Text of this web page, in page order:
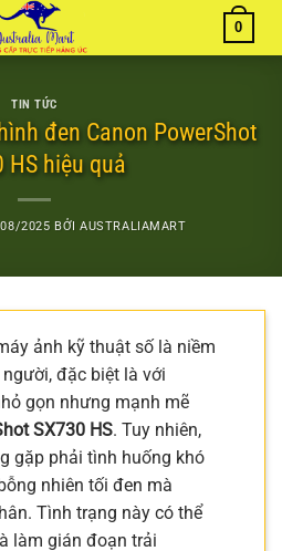
0
TIN TỨC
đen Canon PowerShot
HS hiệu quả
2025 BỞIAUSTRALIAMART
ảnh kỹ thuật số là niềm
đặc biệt là với
gọn nhưng mạnh mẽ
SX730 HS. Tuy nhiên,
gặp phải tình huống khó
nhiên tối đen mà
Tình trạng này có thể
làm gián đoạn trải